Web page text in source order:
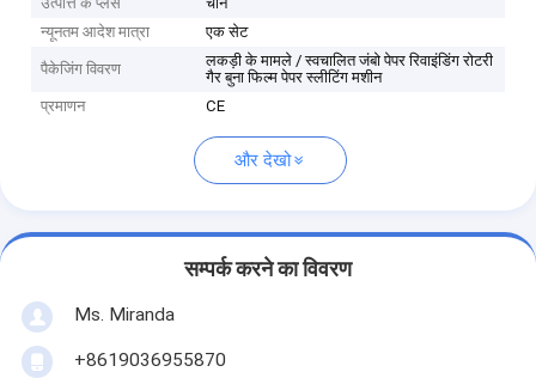
न्यूनतम आदेश मात्रा
एक सेट
पैकेजिंग विवरण
लकड़ी के मामले / स्वचालित जंबो पेपर रिवाइंडिंग रोटरी
गैर बुना फिल्म पेपर स्लीटिंग मशीन
प्रमाणन
CE
और देखो
सम्पर्क करने का विवरण
Ms. Miranda
+8619036955870